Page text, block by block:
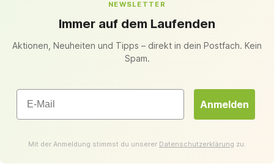
NEWSLETTER
Immer auf dem Laufenden
Aktionen, Neuheiten und Tipps – direkt in dein Postfach. Kein
Spam.
Email
Anmelden
Mit der Anmeldung stimmst du unserer Datenschutzerklärung zu.